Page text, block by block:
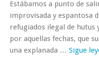
Estábamos a punto de
improvisada y espantosa
refugiados ilegal de hutus
por aquellas fechas, que
una explanada … Sigue